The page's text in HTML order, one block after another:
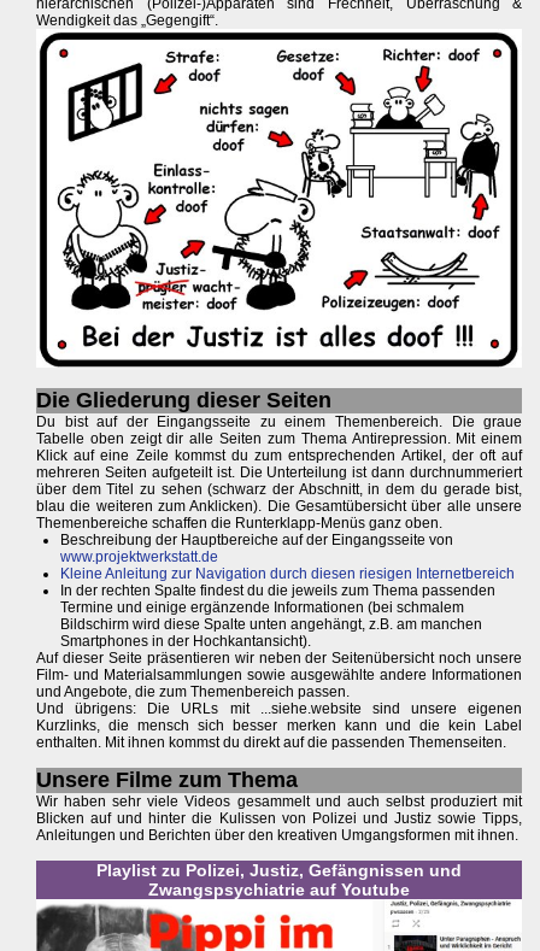
hierarchischen (Polizei-)Apparaten sind Frechheit, Überraschung &
Wendigkeit das „Gegengift“.
Die Gliederung dieser Seiten
Du bist auf der Eingangsseite zu einem Themenbereich. Die graue
Tabelle oben zeigt dir alle Seiten zum Thema Antirepression. Mit einem
Klick auf eine Zeile kommst du zum entsprechenden Artikel, der oft auf
mehreren Seiten aufgeteilt ist. Die Unterteilung ist dann durchnummeriert
über dem Titel zu sehen (schwarz der Abschnitt, in dem du gerade bist,
blau die weiteren zum Anklicken). Die Gesamtübersicht über alle unsere
Themenbereiche schaffen die Runterklapp-Menüs ganz oben.
Beschreibung der Hauptbereiche auf der Eingangsseite von
www.projektwerkstatt.de
Kleine Anleitung zur Navigation durch diesen riesigen Internetbereich
In der rechten Spalte findest du die jeweils zum Thema passenden
Termine und einige ergänzende Informationen (bei schmalem
Bildschirm wird diese Spalte unten angehängt, z.B. am manchen
Smartphones in der Hochkantansicht).
Auf dieser Seite präsentieren wir neben der Seitenübersicht noch unsere
Film- und Materialsammlungen sowie ausgewählte andere Informationen
und Angebote, die zum Themenbereich passen.
Und übrigens: Die URLs mit ...siehe.website sind unsere eigenen
Kurzlinks, die mensch sich besser merken kann und die kein Label
enthalten. Mit ihnen kommst du direkt auf die passenden Themenseiten.
Unsere Filme zum Thema
Wir haben sehr viele Videos gesammelt und auch selbst produziert mit
Blicken auf und hinter die Kulissen von Polizei und Justiz sowie Tipps,
Anleitungen und Berichten über den kreativen Umgangsformen mit ihnen.
Playlist zu Polizei, Justiz, Gefängnissen und
Zwangspsychiatrie auf Youtube